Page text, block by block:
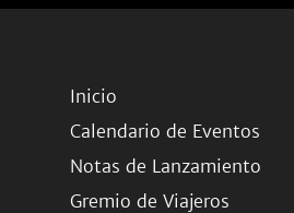
Inicio
Calendario de Eventos
Notas de Lanzamiento
Gremio de Viajeros